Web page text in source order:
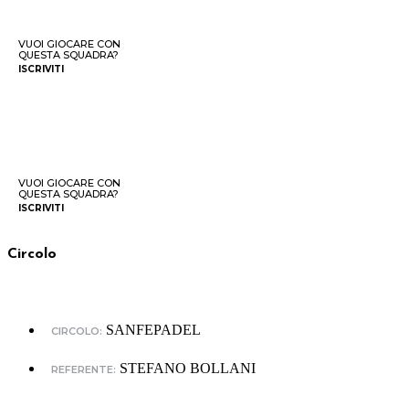
VUOI GIOCARE CON
QUESTA SQUADRA?
ISCRIVITI
VUOI GIOCARE CON
QUESTA SQUADRA?
ISCRIVITI
Circolo
CIRCOLO: SANFEPADEL
REFERENTE: STEFANO BOLLANI